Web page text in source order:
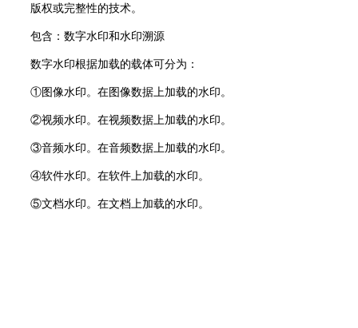
版权或完整性的技术。
包含：数字水印和水印溯源
数字水印根据加载的载体可分为：
①图像水印。在图像数据上加载的水印。
②视频水印。在视频数据上加载的水印。
③音频水印。在音频数据上加载的水印。
④软件水印。在软件上加载的水印。
⑤文档水印。在文档上加载的水印。